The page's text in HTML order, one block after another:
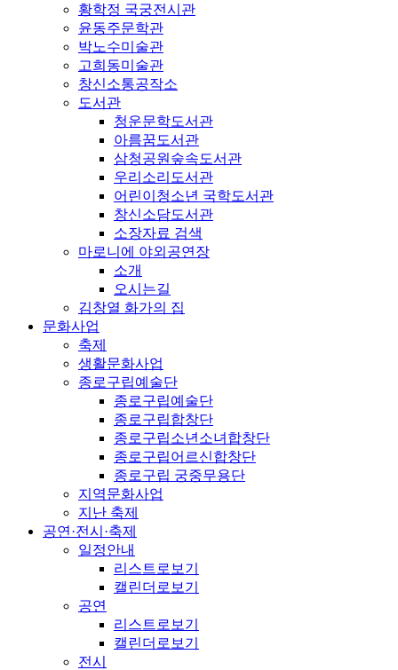
황학정 국궁전시관
윤동주문학관
박노수미술관
고희동미술관
창신소통공작소
도서관
청운문학도서관
아름꿈도서관
삼청공원숲속도서관
우리소리도서관
어린이청소년 국학도서관
창신소담도서관
소장자료 검색
마로니에 야외공연장
소개
오시는길
김창열 화가의 집
문화사업
축제
생활문화사업
종로구립예술단
종로구립예술단
종로구립합창단
종로구립소년소녀합창단
종로구립어르신합창단
종로구립 궁중무용단
지역문화사업
지난 축제
공연·전시·축제
일정안내
리스트로보기
캘린더로보기
공연
리스트로보기
캘린더로보기
전시